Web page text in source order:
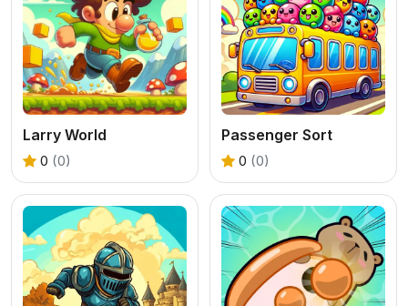
Larry World
0 (0)
Passenger Sort
0 (0)